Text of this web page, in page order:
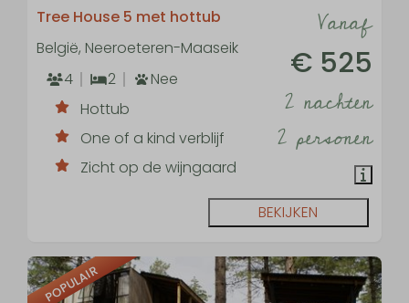
Vanaf
€ 525
2 nachten
2 personen
Tree House 5 met hottub
België, Neeroeteren-Maaseik
4
2
Nee
Hottub
One of a kind verblijf
Zicht op de wijngaard
BEKIJKEN
POPULAIR